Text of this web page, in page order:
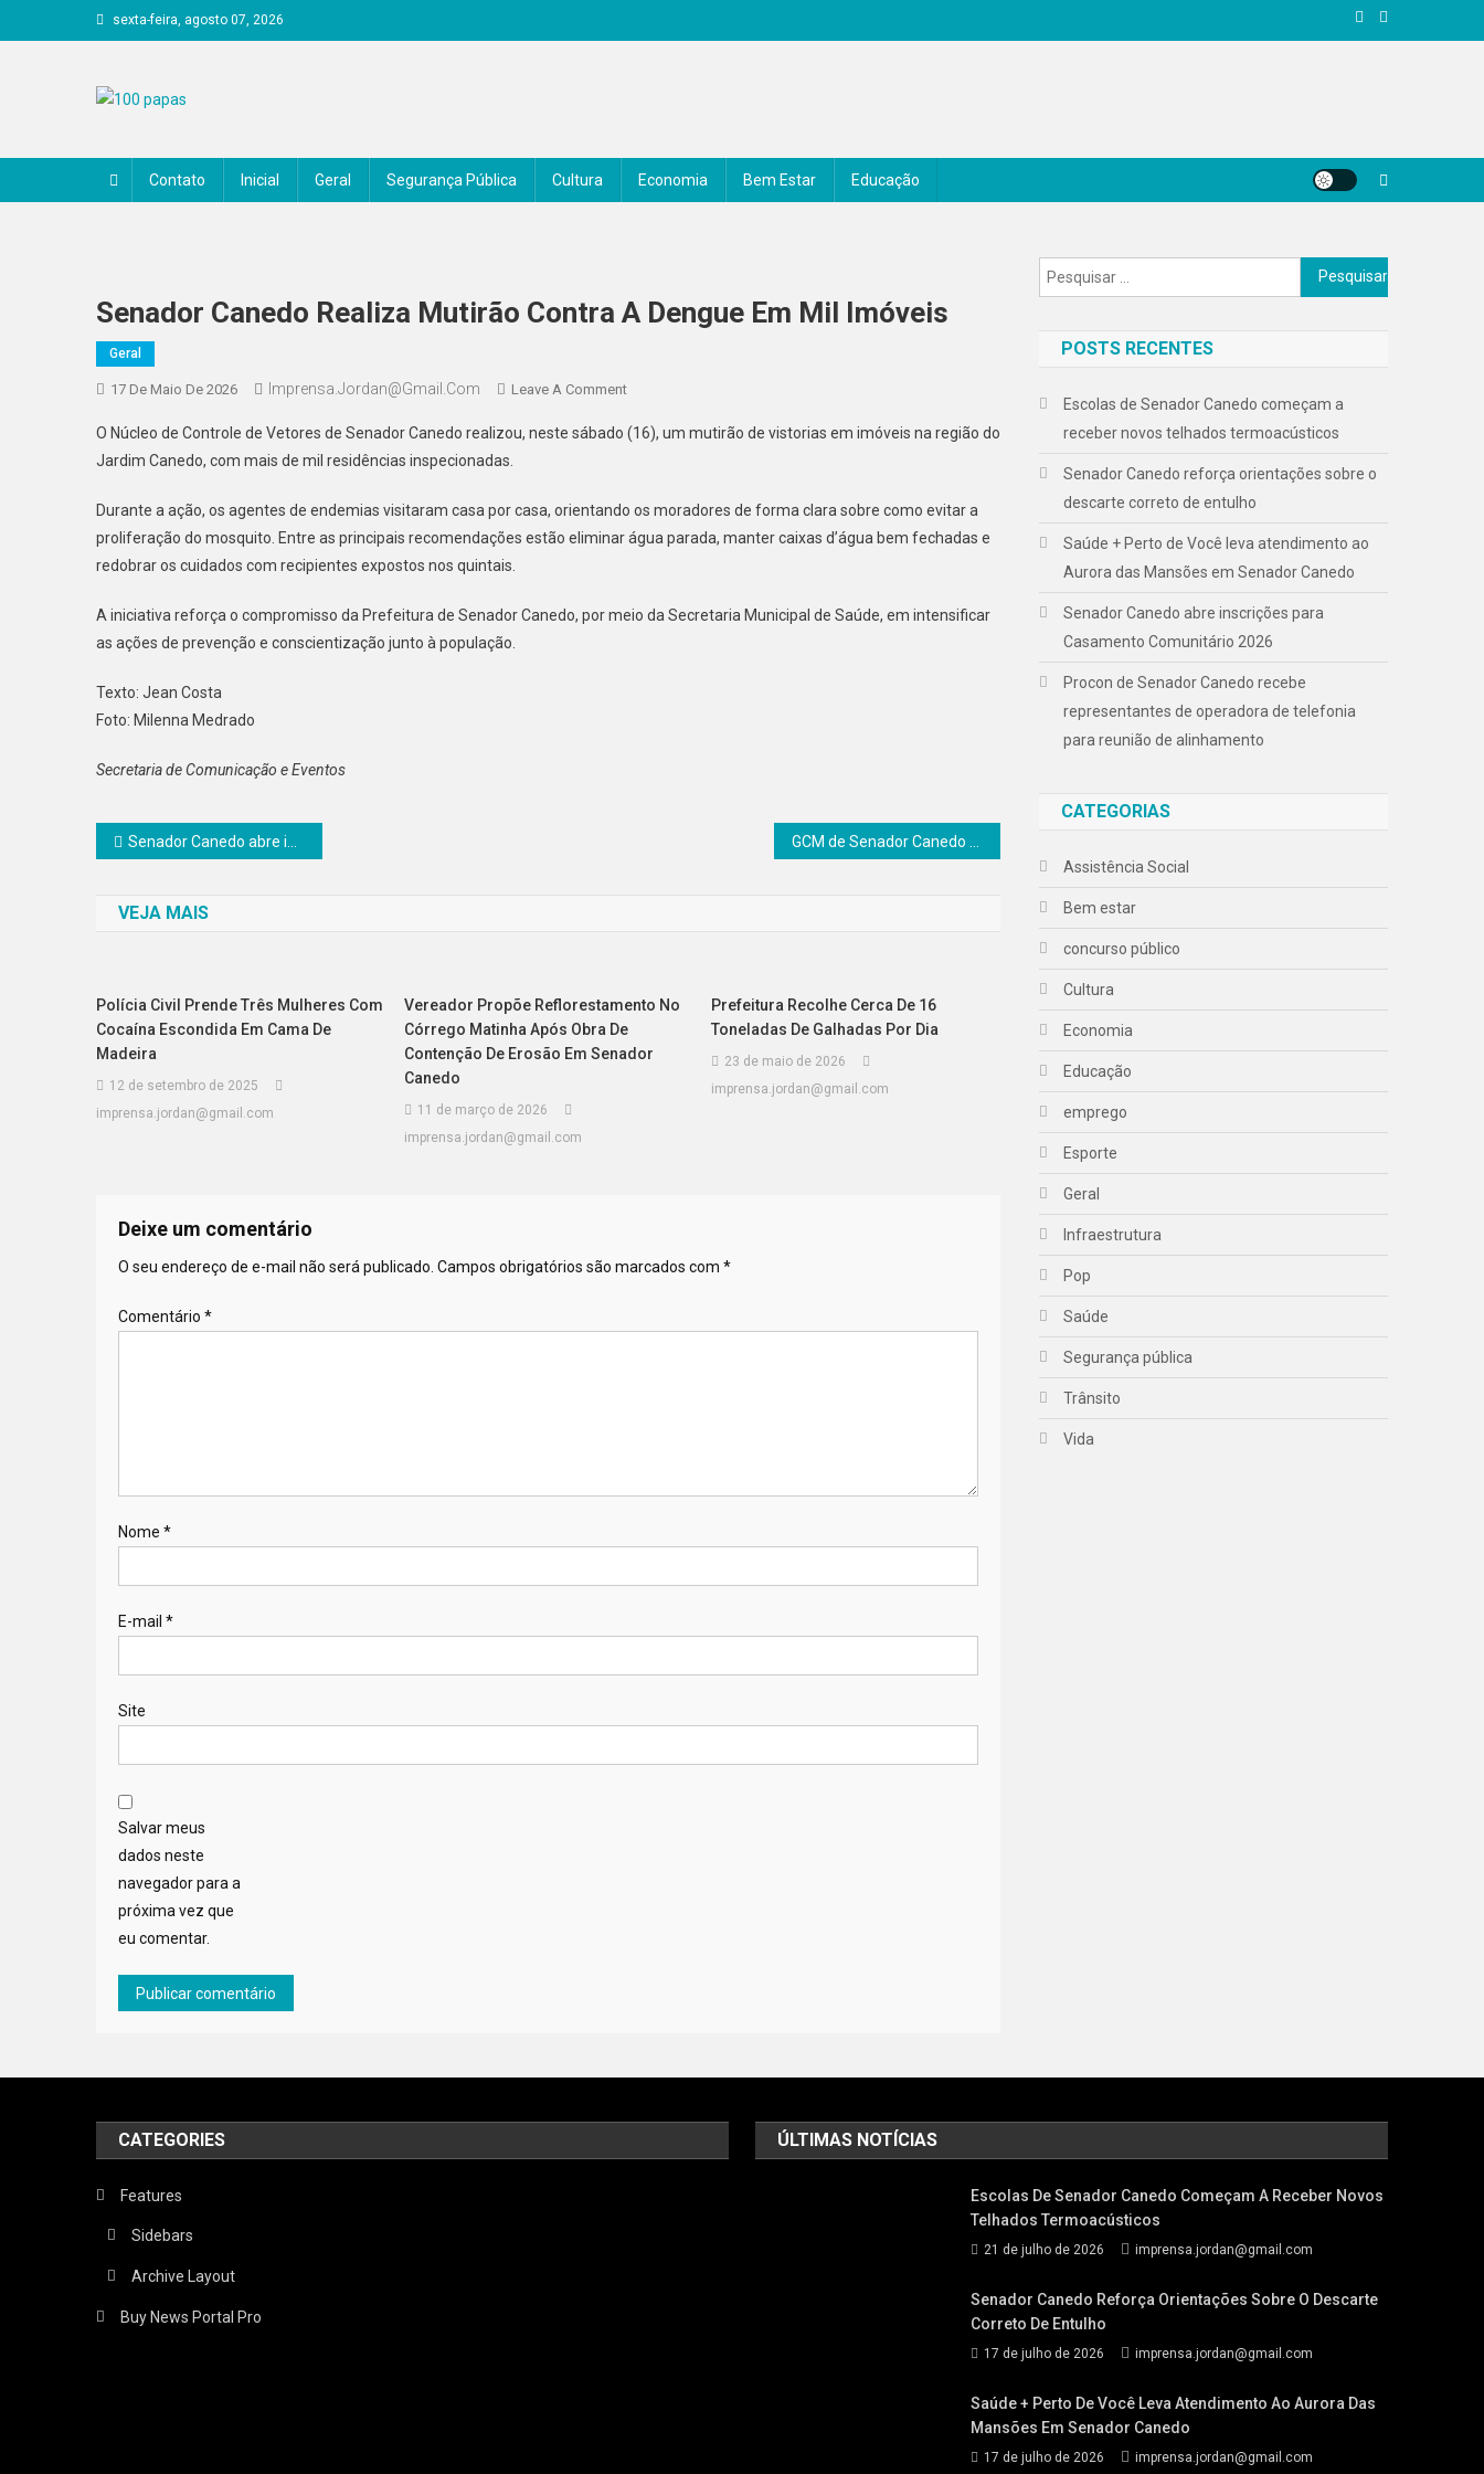
to
sexta-feira, agosto 07, 2026
Contato Inicial Geral Segurança Pública Cultura Economia Bem Estar Educação
Senador Canedo Realiza Mutirão Contra A Dengue Em Mil Imóveis
Geral
17 De Maio De 2026 Imprensa.jordan@gmail.com Leave A CommentOn
Canedo
Contra
A
Mil
O Núcleo de Controle de Vetores de Senador Canedo realizou, neste sábado (16), um mutirão de vistorias em imóveis na região do
Jardim Canedo, com mais de mil residências inspecionadas.
Durante a ação, os agentes de endemias visitaram casa por casa, orientando os moradores de forma clara sobre como evitar a
proliferação do mosquito. Entre as principais recomendações estão eliminar água parada, manter caixas d’água bem fechadas e
redobrar os cuidados com recipientes expostos nos quintais.
A iniciativa reforça o compromisso da Prefeitura de Senador Canedo, por meio da Secretaria Municipal de Saúde, em intensificar
as ações de prevenção e conscientização junto à população.
Texto: Jean Costa
Foto: Milenna Medrado
Secretaria de Comunicação e Eventos
Navegação
Post
Senador Canedo abre inscrições para segunda edição do projeto “Influencer por um dia – Canedo Fest Show”
VEJA MAIS
Polícia Civil Prende Três Mulheres Com
Cocaína Escondida Em Cama De
Madeira
12 de setembro de 2025
imprensa.jordan@gmail.com
Vereador Propõe Reflorestamento No
Córrego Matinha Após Obra De
Contenção De Erosão Em Senador
Canedo
11 de março de 2026
imprensa.jordan@gmail.com
Prefeitura Recolhe Cerca De 16
Toneladas De Galhadas Por Dia
23 de maio de 2026
imprensa.jordan@gmail.com
Deixe um comentário
O seu endereço de e-mail não será publicado. Campos obrigatórios são marcados com *
Comentário *
Nome *
E-mail *
Site
Salvar meus
dados neste
navegador para a
próxima vez que
eu comentar.
Pesquisar
por:
POSTS RECENTES
Escolas de Senador Canedo começam a
receber novos telhados termoacústicos
Senador Canedo reforça orientações sobre o
descarte correto de entulho
Saúde + Perto de Você leva atendimento ao
Aurora das Mansões em Senador Canedo
Senador Canedo abre inscrições para
Casamento Comunitário 2026
Procon de Senador Canedo recebe
representantes de operadora de telefonia
para reunião de alinhamento
CATEGORIAS
Assistência Social
Bem estar
concurso público
Cultura
Economia
Educação
emprego
Esporte
Geral
Infraestrutura
Pop
Saúde
Segurança pública
Trânsito
Vida
CATEGORIES
Features
Sidebars
Archive Layout
Buy News Portal Pro
ÚLTIMAS NOTÍCIAS
Escolas De Senador Canedo Começam A Receber Novos
Telhados Termoacústicos
21 de julho de 2026 imprensa.jordan@gmail.com
Senador Canedo Reforça Orientações Sobre O Descarte
Correto De Entulho
17 de julho de 2026 imprensa.jordan@gmail.com
Saúde + Perto De Você Leva Atendimento Ao Aurora Das
Mansões Em Senador Canedo
17 de julho de 2026 imprensa.jordan@gmail.com